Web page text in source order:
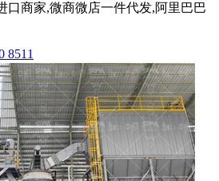
口商家,微商微店一件代发,阿里巴巴
8511